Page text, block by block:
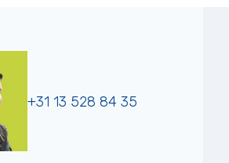
+31 13 528 84 35